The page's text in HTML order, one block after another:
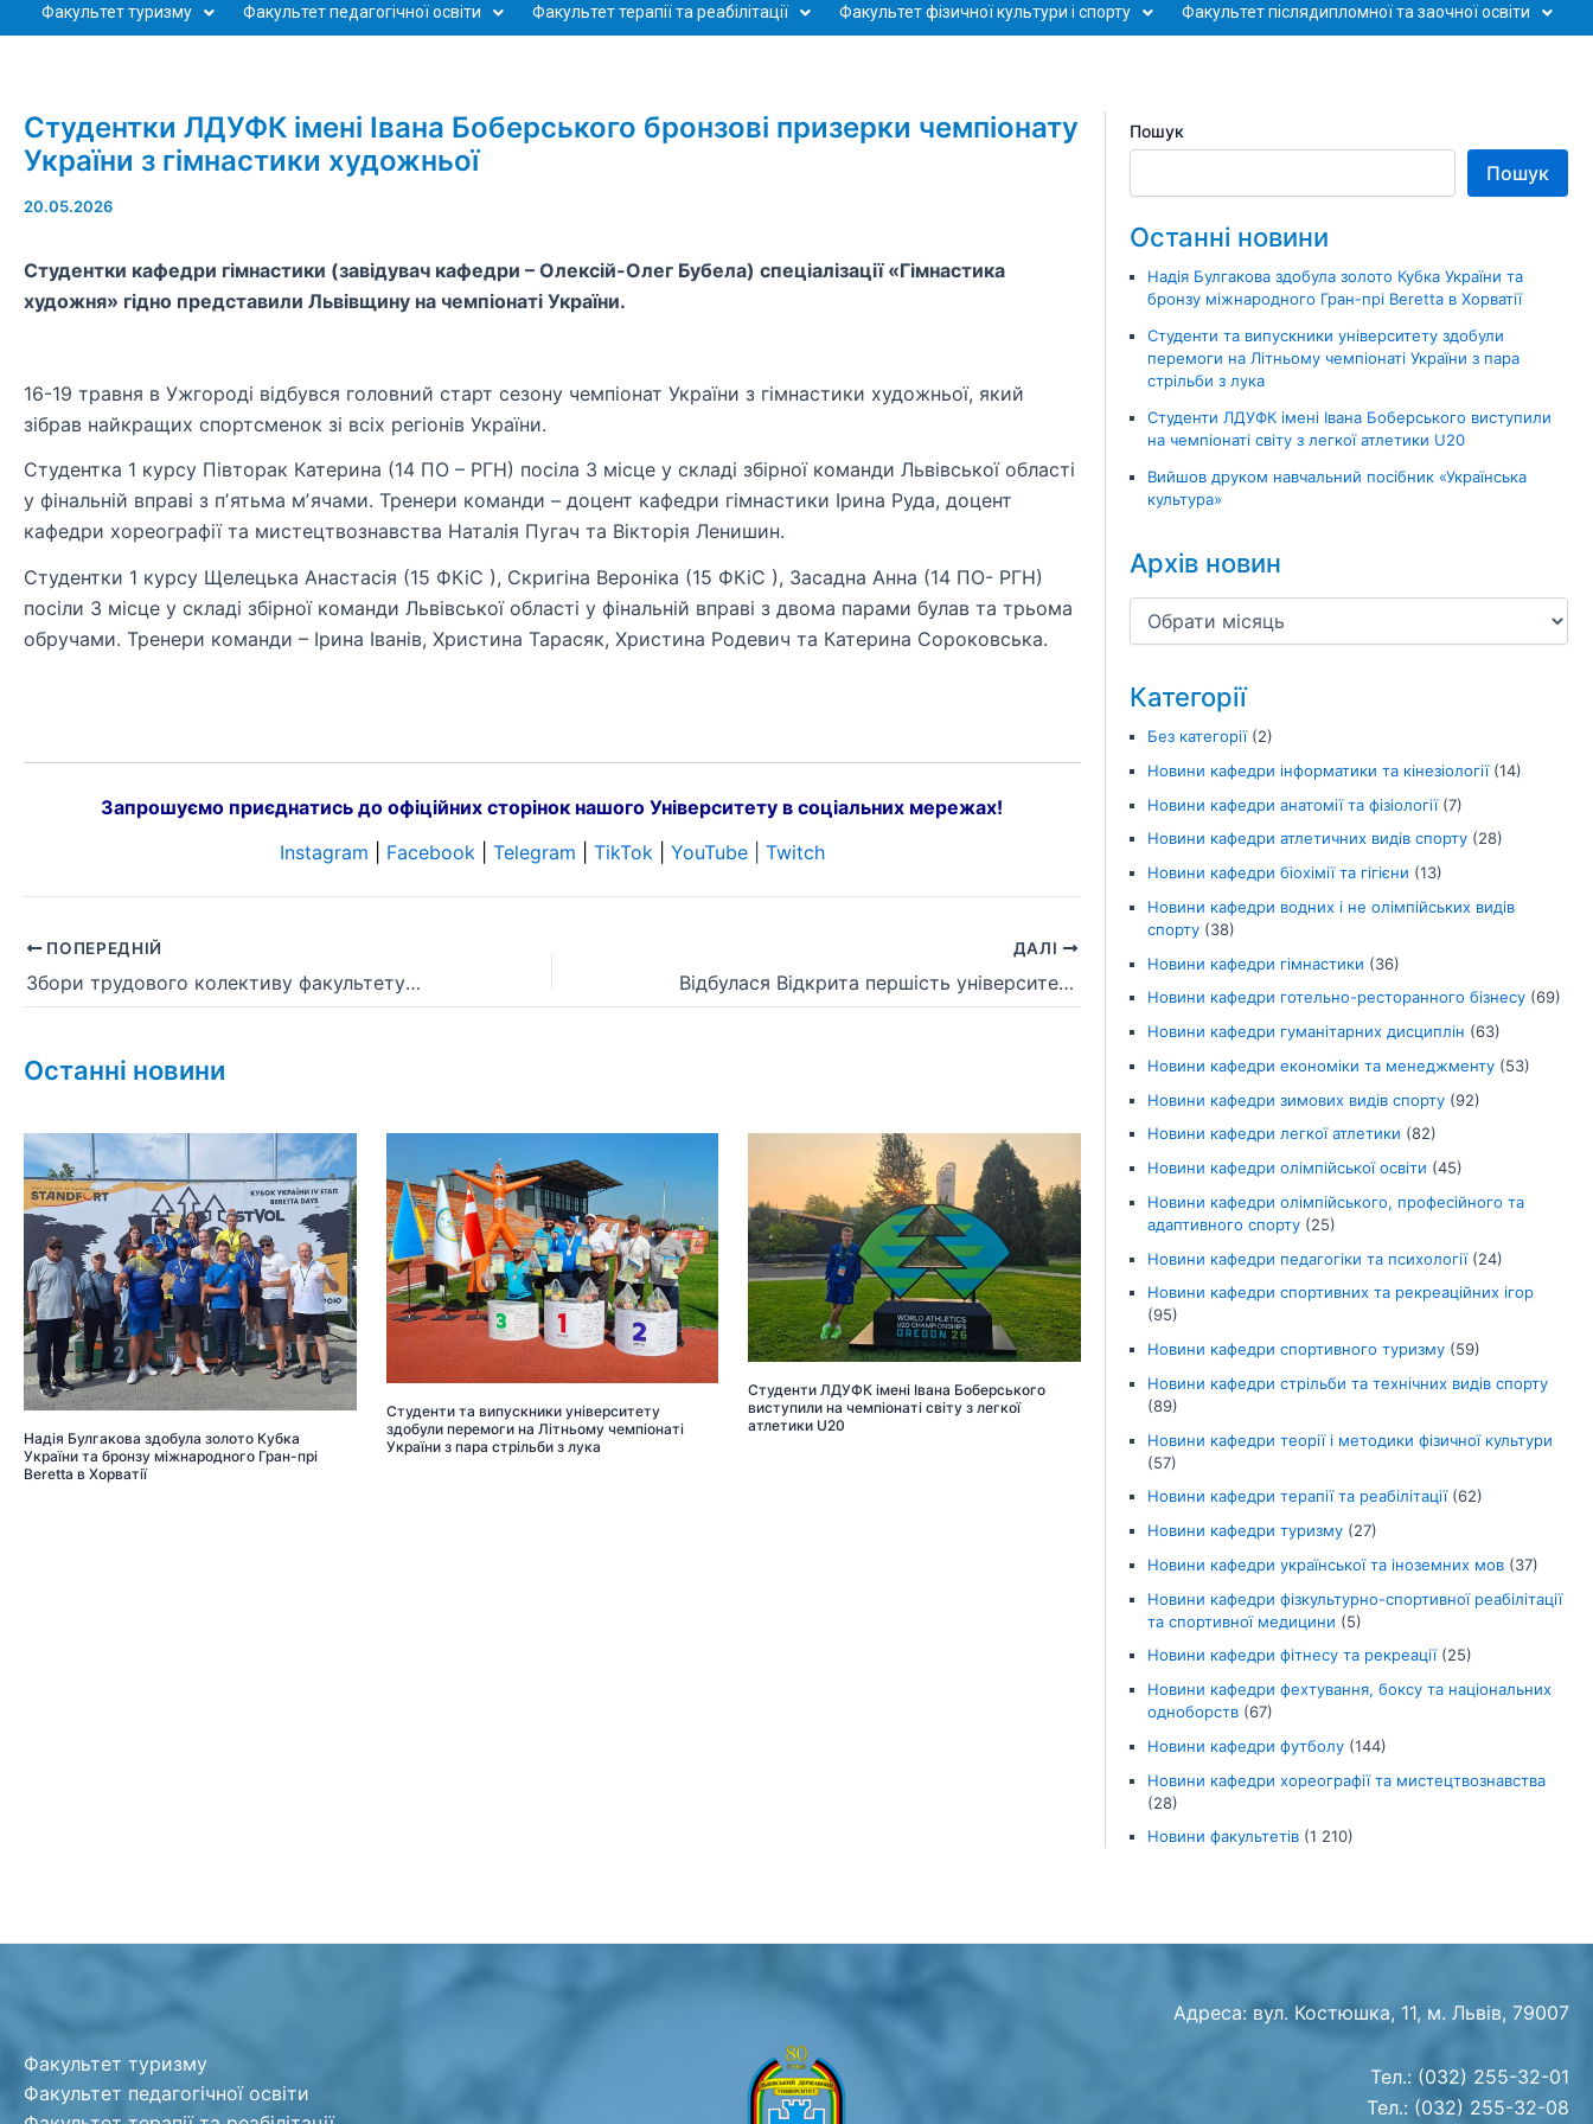
Факультет туризму Факультет педагогічної освіти Факультет терапії та реабілітації Факультет фізичної культури і спорту Факультет післядипломної та заочної освіти
Студентки ЛДУФК імені Івана Боберського бронзові призерки чемпіонату
України з гімнастики художньої
20.05.2026
Студентки кафедри гімнастики (завідувач кафедри – Олексій-Олег Бубела) спеціалізації «Гімнастика
художня» гідно представили Львівщину на чемпіонаті України.
16-19 травня в Ужгороді відбувся головний старт сезону чемпіонат України з гімнастики художньої, який
зібрав найкращих спортсменок зі всіх регіонів України.
Студентка 1 курсу Півторак Катерина (14 ПО – РГН) посіла 3 місце у складі збірної команди Львівської області
у фінальній вправі з пʼятьма мʼячами. Тренери команди – доцент кафедри гімнастики Ірина Руда, доцент
кафедри хореографії та мистецтвознавства Наталія Пугач та Вікторія Ленишин.
Студентки 1 курсу Щелецька Анастасія (15 ФКіС ), Скригіна Вероніка (15 ФКіС ), Засадна Анна (14 ПО- РГН)
посіли 3 місце у складі збірної команди Львівської області у фінальній вправі з двома парами булав та трьома
обручами. Тренери команди – Ірина Іванів, Христина Тарасяк, Христина Родевич та Катерина Сороковська.
Запрошуємо приєднатись до офіційних сторінок нашого Університету в соціальних мережах!
Instagram
Facebook| Telegram TikTok| YouTube| Twitch
ПОПЕРЕДНІЙ
Збори трудового колективу факультету туризму: оновлено керівний склад кафедр та склад Вченої ради факультету
ДАЛІ
Відбулася Відкрита першість університету з легкої атлетики
Останні новини
Надія Булгакова здобула золото Кубка
України та бронзу міжнародного Гран-прі
Beretta в Хорватії
Студенти та випускники університету
здобули перемоги на Літньому чемпіонаті
України з пара стрільби з лука
Студенти ЛДУФК імені Івана Боберського
виступили на чемпіонаті світу з легкої
атлетики U20
Пошук
Пошук
Останні новини
Надія Булгакова здобула золото Кубка України та
бронзу міжнародного Гран-прі Beretta в Хорватії
Студенти та випускники університету здобули
перемоги на Літньому чемпіонаті України з пара
стрільби з лука
Студенти ЛДУФК імені Івана Боберського виступили
на чемпіонаті світу з легкої атлетики U20
Вийшов друком навчальний посібник «Українська
культура»
Архів новин
Категорії
Без категорії(2)
Новини кафедри інформатики та кінезіології(14)
Новини кафедри анатомії та фізіології(7)
Новини кафедри атлетичних видів спорту(28)
Новини кафедри біохімії та гігієни (13)
Новини кафедри водних і не олімпійських видів
спорту(38)
Новини кафедри гімнастики (36)
Новини кафедри готельно-ресторанного бізнесу(69)
Новини кафедри гуманітарних дисциплін (63)
Новини кафедри економіки та менеджменту(53)
Новини кафедри зимових видів спорту(92)
Новини кафедри легкої атлетики (82)
Новини кафедри олімпійської освіти (45)
Новини кафедри олімпійського, професійного та
адаптивного спорту(25)
Новини кафедри педагогіки та психології(24)
Новини кафедри спортивних та рекреаційних ігор
(95)
Новини кафедри спортивного туризму(59)
Новини кафедри стрільби та технічних видів спорту
(89)
Новини кафедри теорії і методики фізичної культури
(57)
Новини кафедри терапії та реабілітації(62)
Новини кафедри туризму(27)
Новини кафедри української та іноземних мов(37)
Новини кафедри фізкультурно-спортивної реабілітації
та спортивної медицини (5)
Новини кафедри фітнесу та рекреації(25)
Новини кафедри фехтування, боксу та національних
одноборств(67)
Новини кафедри футболу(144)
Новини кафедри хореографії та мистецтвознавства
(28)
Новини факультетів(1 210)
Факультет туризму
Факультет педагогічної освіти
Адреса: вул. Костюшка, 11, м. Львів, 79007
Тел.: (032) 255-32-01
Тел.: (032) 255-32-08